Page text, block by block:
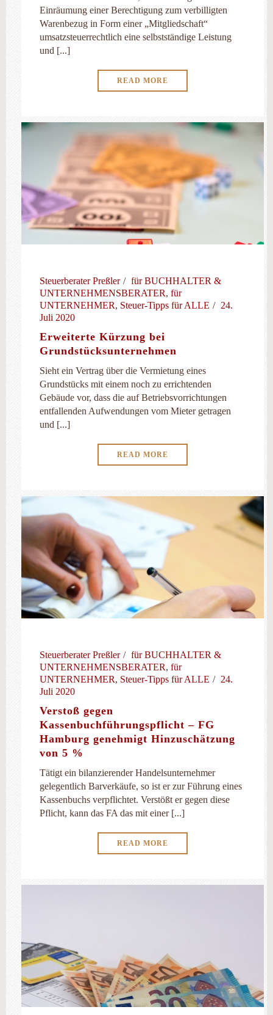
Einräumung einer Berechtigung zum verbilligten
Warenbezug in Form einer „Mitgliedschaft“
umsatzsteuerrechtlich eine selbstständige Leistung
und [...]
READ MORE
Steuerberater Preßler
für BUCHHALTER &
UNTERNEHMENSBERATER, für
UNTERNEHMER, Steuer-Tipps für ALLE
24.
Juli 2020
Erweiterte Kürzung bei
Grundstücksunternehmen
Sieht ein Vertrag über die Vermietung eines
Grundstücks mit einem noch zu errichtenden
Gebäude vor, dass die auf Betriebsvorrichtungen
entfallenden Aufwendungen vom Mieter getragen
und [...]
READ MORE
Steuerberater Preßler
für BUCHHALTER &
UNTERNEHMENSBERATER, für
UNTERNEHMER, Steuer-Tipps für ALLE
24.
Juli 2020
Verstoß gegen
Kassenbuchführungspflicht – FG
Hamburg genehmigt Hinzuschätzung
von 5 %
Tätigt ein bilanzierender Handelsunternehmer
gelegentlich Barverkäufe, so ist er zur Führung eines
Kassenbuchs verpflichtet. Verstößt er gegen diese
Pflicht, kann das FA das mit einer [...]
READ MORE